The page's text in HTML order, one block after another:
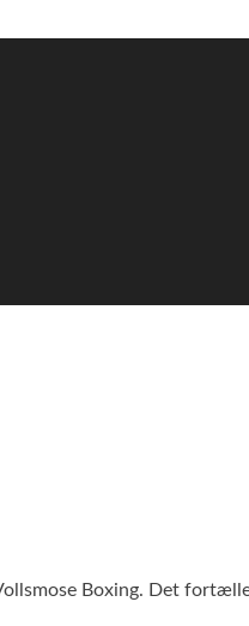
Boxing. Det